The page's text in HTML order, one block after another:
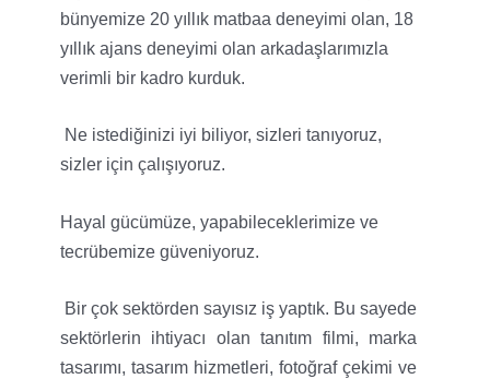
bünyemize 20 yıllık matbaa deneyimi olan, 18
yıllık ajans deneyimi olan arkadaşlarımızla
verimli bir kadro kurduk.
Ne istediğinizi iyi biliyor, sizleri tanıyoruz,
sizler için çalışıyoruz.
Hayal gücümüze, yapabileceklerimize ve
tecrübemize güveniyoruz.
Bir çok sektörden sayısız iş yaptık. Bu sayede
sektörlerin ihtiyacı olan tanıtım filmi, marka
tasarımı, tasarım hizmetleri, fotoğraf çekimi ve